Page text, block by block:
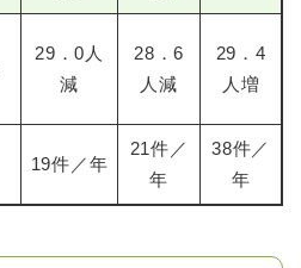
29．0人
減
28．6
人減
29．4
人増
19件／年
21件／
年
38件／
年